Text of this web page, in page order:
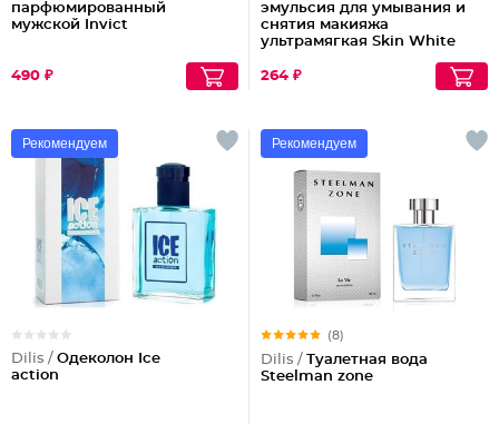
парфюмированный
мужской Invict
490 ₽
эмульсия для умывания и
снятия макияжа
ультрамягкая Skin White
264 ₽
Рекомендуем
Dilis / Одеколон Ice
action
Рекомендуем
(8)
Dilis / Туалетная вода
Steelman zone